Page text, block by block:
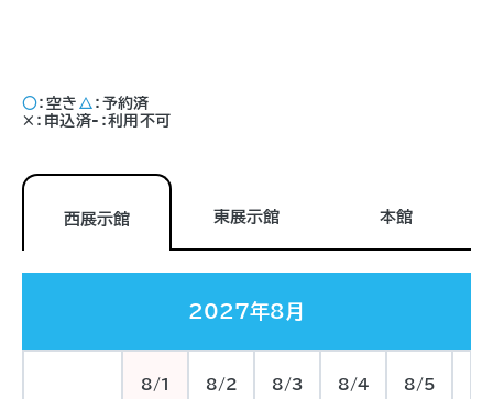
○：空き △ ：予約済
× ：申込済- ：利用不可
西展示館 東展示館 本館
2027年8月
8/1 8/2 8/3 8/4 8/5